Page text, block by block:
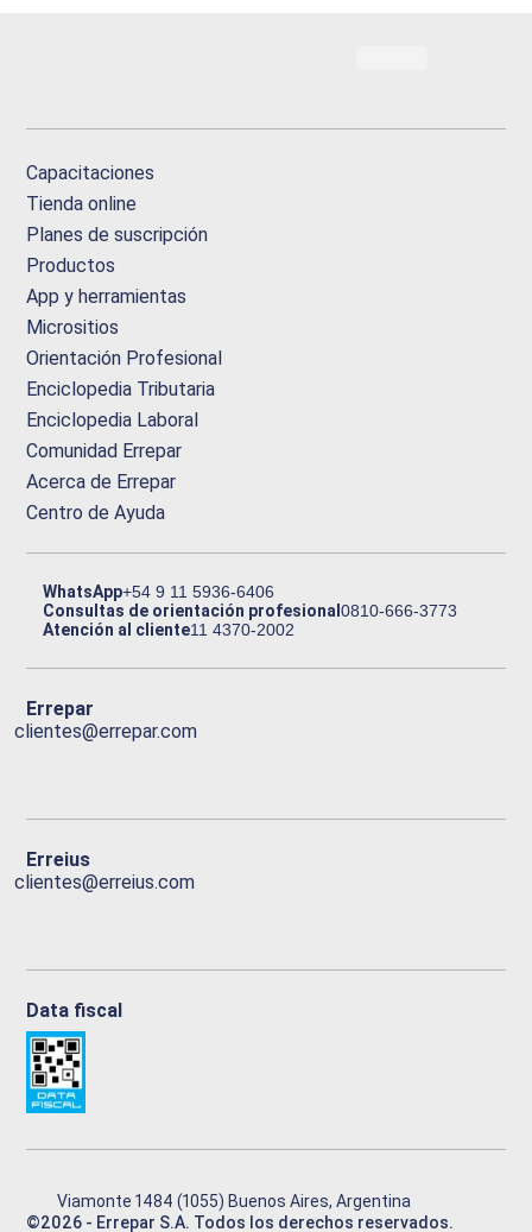
Capacitaciones
Tienda online
Planes de suscripción
Productos
App y herramientas
Micrositios
Orientación Profesional
Enciclopedia Tributaria
Enciclopedia Laboral
Comunidad Errepar
Acerca de Errepar
Centro de Ayuda
WhatsApp+54 9 11 5936-6406
Consultas de orientación profesional0810-666-3773
Atención al cliente11 4370-2002
Errepar
clientes@errepar.com
Erreius
clientes@erreius.com
Data fiscal
Viamonte 1484 (1055) Buenos Aires, Argentina
©2026 - Errepar S.A. Todos los derechos reservados.